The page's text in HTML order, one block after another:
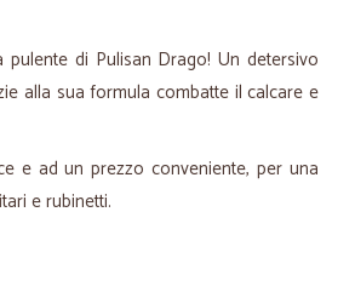
di Pulisan Drago! Un detersivo
alla sua formula combatte il calcare e
e ad un prezzo conveniente, per una
e rubinetti.